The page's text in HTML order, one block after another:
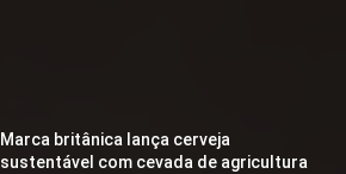
Marca britânica lança cerveja
sustentável com cevada de agricultura